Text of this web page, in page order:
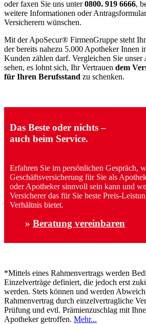
oder faxen Sie uns unter0800. 919 6666,
weitere Informationen oder
Versicherern wünschen.
Mit der ApoSecur® FirmenGruppe steht
der bereits nahezu 5.000 Apotheker Innen
Kunden zählen darf. Vergleichen Sie unser
sehen, es lohnt sich, Ihr Vertrauen dem
für Ihren Berufsstand zu schenken.
Das Beste oder nichts –
auch beim Service.
Erfahren Sie im persönlichen Gespräch,
Geschäftsversicherung für Sie als
oder Apotheker sinnvoll sein kann und
Versicherer das für Sie beste Preis-
Verhältnis bietet.
» Beratung vereinbaren
*Mittels eines Rahmenvertrags werden
Einzelverträge definiert, die jedoch erst
werden. Stets können und werden
Rahmenvertrag durch einzelvertragliche
Prüfung und evtl. Prämienzuschlag mit
Apotheker getroffen. Mehr...